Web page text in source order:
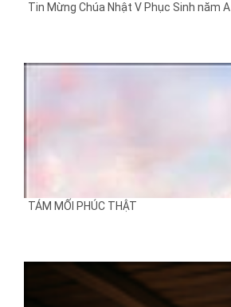
Tin Mừng Chúa Nhật V Phục Sinh năm A
TÁM MỐI PHÚC THẬT